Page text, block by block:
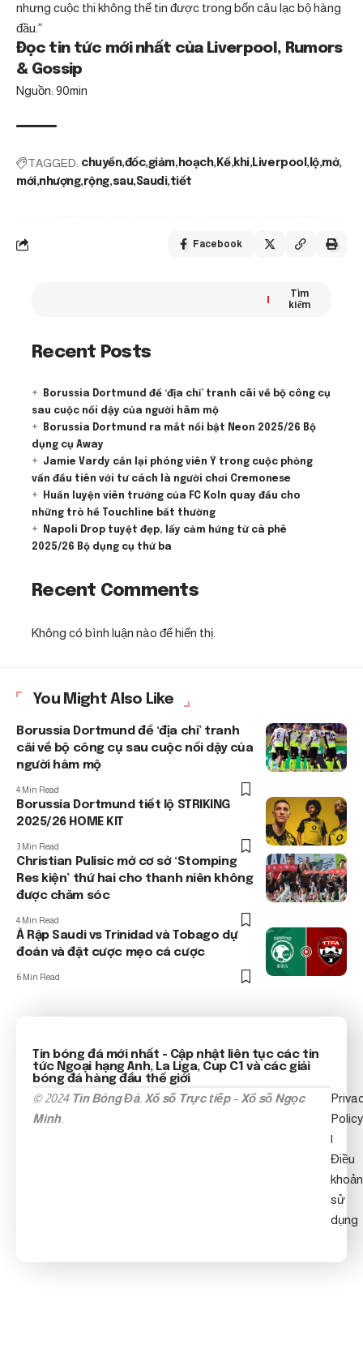
nhưng cuộc thi không thể tin được trong bốn câu lạc bộ hàng
đầu.”
Đọc tin tức mới nhất của Liverpool, Rumors
& Gossip
Nguồn: 90min
TAGGED: chuyển đốc giảm hoạch Kế khi Liverpool lộ mở
mới nhượng rộng sau Saudi tiết
Facebook
Tìm
kiếm
Recent Posts
Borussia Dortmund để ‘địa chỉ’ tranh cãi về bộ công cụ
sau cuộc nổi dậy của người hâm mộ
Borussia Dortmund ra mắt nổi bật Neon 2025/26 Bộ
dụng cụ Away
Jamie Vardy cắn lại phóng viên Ý trong cuộc phỏng
vấn đầu tiên với tư cách là người chơi Cremonese
Huấn luyện viên trưởng của FC Koln quay đầu cho
những trò hề Touchline bất thường
Napoli Drop tuyệt đẹp, lấy cảm hứng từ cà phê
2025/26 Bộ dụng cụ thứ ba
Recent Comments
Không có bình luận nào để hiển thị.
You Might Also Like
Borussia Dortmund để ‘địa chỉ’ tranh
cãi về bộ công cụ sau cuộc nổi dậy của
người hâm mộ
4 Min Read
Borussia Dortmund tiết lộ STRIKING
2025/26 HOME KIT
3 Min Read
Christian Pulisic mở cơ sở ‘Stomping
Res kiện’ thứ hai cho thanh niên không
được chăm sóc
4 Min Read
Ả Rập Saudi vs Trinidad và Tobago dự
đoán và đặt cược mẹo cá cược
6 Min Read
Tin bóng đá mới nhất - Cập nhật liên tục các tin
tức Ngoại hạng Anh, La Liga, Cup C1 và các giải
bóng đá hàng đầu thế giới
© 2024 Tin Bóng Đá. Xổ số Trực tiếp–Xổ số Ngọc
Minh.
Policy
|
Điều
khoản
sử
dụng